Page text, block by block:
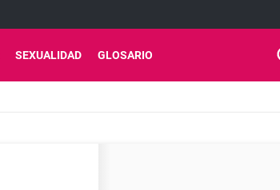
SEXUALIDAD GLOSARIO